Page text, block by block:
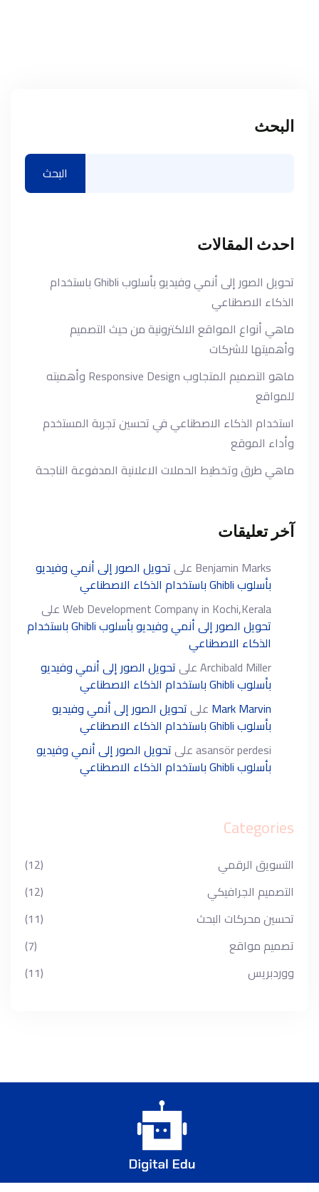
البحث
البحث
احدث المقالات
تحويل الصور إلى أنمي وفيديو بأسلوب Ghibli باستخدام
الذكاء الاصطناعي
ماهي أنواع المواقع الالكترونية من حيث التصميم
وأهميتها للشركات
ماهو التصميم المتجاوب Responsive Design وأهميته
للمواقع
استخدام الذكاء الاصطناعي في تحسين تجربة المستخدم
وأداء الموقع
ماهي طرق وتخطيط الحملات الاعلانية المدفوعة الناجحة
آخر تعليقات
Benjamin Marks علىتحويل الصور إلى أنمي وفيديو
بأسلوب Ghibli باستخدام الذكاء الاصطناعي
Web Development Company in Kochi,Keralaعلى
تحويل الصور إلى أنمي وفيديو بأسلوب Ghibli باستخدام
الذكاء الاصطناعي
Archibald Millerعلىتحويل الصور إلى أنمي وفيديو
بأسلوب Ghibli باستخدام الذكاء الاصطناعي
Mark Marvin علىتحويل الصور إلى أنمي وفيديو
بأسلوب Ghibli باستخدام الذكاء الاصطناعي
asansör perdesiعلىتحويل الصور إلى أنمي وفيديو
بأسلوب Ghibli باستخدام الذكاء الاصطناعي
Categories
التسويق الرقمي
(12)
التصميم الجرافيكي
(12)
تحسين محركات البحث
(11)
تصميم مواقع
(7)
ووردبريس
(11)